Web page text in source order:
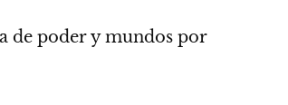
de poder y mundos por